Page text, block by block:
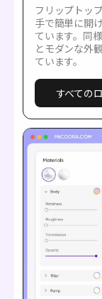
フリップトッ
手で簡単に開
ています。同
とモダンな外
ています。
すべての